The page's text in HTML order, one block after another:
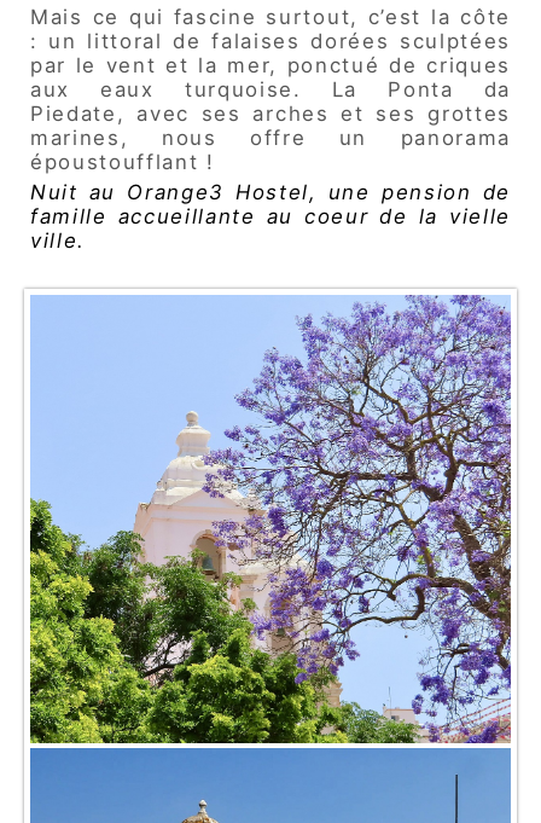
Mais ce qui fascine surtout, c’est la côte
: un littoral de falaises dorées sculptées
par le vent et la mer, ponctué de criques
aux eaux turquoise. La Ponta da
Piedate, avec ses arches et ses grottes
marines, nous offre un panorama
époustoufflant !
Nuit au Orange3 Hostel, une pension de
famille accueillante au coeur de la vielle
ville.